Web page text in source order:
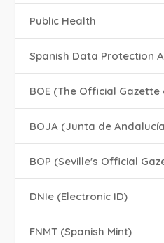
Public Health
Spanish Data Protection
BOE (The Official
BOJA (Junta de
BOP (Seville's Official
DNIe (Electronic ID)
FNMT (Spanish Mint)